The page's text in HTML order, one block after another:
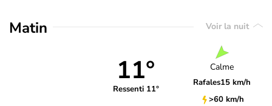
Matin Voir la nuit
11°
Ressenti 11°
Calme
Rafales15 km/h
>60 km/h